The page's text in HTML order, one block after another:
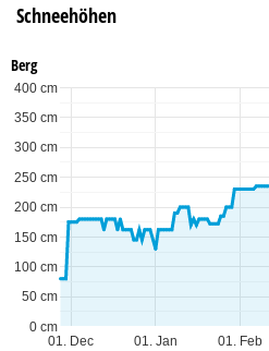
Schneehöhen
Berg
01. Dec 01. Jan 01. Feb
0 cm
50 cm
100 cm
150 cm
200 cm
250 cm
300 cm
350 cm
400 cm